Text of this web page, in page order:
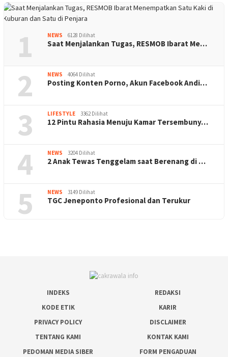
1 NEWS 6128 Dilihat
Saat Menjalankan Tugas, RESMOB Ibarat Me…
2 NEWS 4064 Dilihat
Posting Konten Porno, Akun Facebook Andi…
3 LIFESTYLE 3362 Dilihat
12 Pintu Rahasia Menuju Kamar Tersembuny…
4 NEWS 3204 Dilihat
2 Anak Tewas Tenggelam saat Berenang di …
5 NEWS 3149 Dilihat
TGC Jeneponto Profesional dan Terukur
INDEKS
REDAKSI
KODE ETIK
KARIR
PRIVACY POLICY
DISCLAIMER
TENTANG KAMI
KONTAK KAMI
PEDOMAN MEDIA SIBER
FORM PENGADUAN